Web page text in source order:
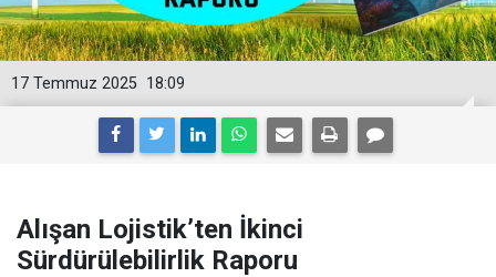
18:09
17 Temmuz 2025
Alışan Lojistik’ten İkinci
Sürdürülebilirlik Raporu